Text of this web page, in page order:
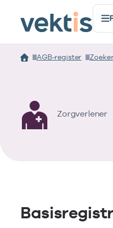
AGB-register
Zorgverlener